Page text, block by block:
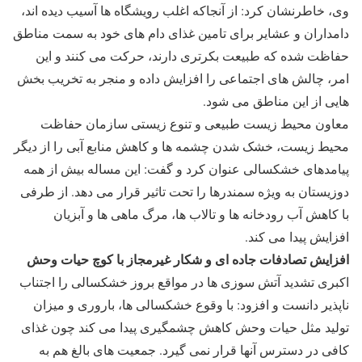
وی، خاطرنشان کرد: از آنجاکه اغلب رویشگاه ها آسیب دیده اند،
دامداران و عشایر برای تامین غذای دام های خود به سمت مناطق
حفاظت شده که طبیعت بکرتری دارند، حرکت می کنند و این
امر، چالش های اجتماعی را افزایش داده و منجر به تخریب بخش
هایی از این مناطق می شود.
معاون محیط زیست طبیعی و تنوع زیستی سازمان حفاظت
محیط زیست، خشک شدن چشمه ها و کاهش منابع آبی را از دیگر
پیامدهای خشکسالی عنوان کرد و گفت: این مساله بیش از همه
دوزیستان به ویژه سمندرها را تحت تاثیر قرار می دهد. از طرفی
با کاهش آب رودخانه ها و تالاب ها، مرگ ماهی ها و آبزیان
افزایش پیدا می کند.
افزایش تصادفات جاده ای و شکار غیرمجاز با کوچ حیات وحش
اکبری تشدید آتش سوزی ها در مواقع بروز خشکسالی را اجتناب
ناپذیر دانست و افزود: با وقوع خشکسالی ها، باروری و میزان
تولید مثل حیات وحش کاهش چشمگیری پیدا می کند چون غذای
کافی در دسترس آنها قرار نمی گیرد. جمعیت های بالغ هم به